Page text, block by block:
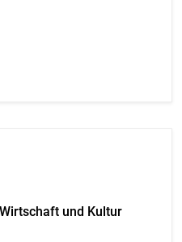
und Kultur